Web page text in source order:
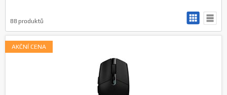
88 produktů
AKČNÍ CENA